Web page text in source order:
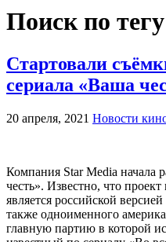
Поиск по
Стартовали
сериала «Ваша
20 апреля, 2021 Новости
Компания Star Media начала
честь». Известно, что
является российской
также одноименного
главную партию в которой